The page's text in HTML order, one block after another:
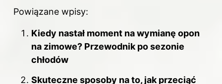
c
e
b
o
o
er
e
st
di
t
bl
r
e
dI
Powiązane wpisy:
Kiedy nastał moment na wymianę opon
na zimowe? Przewodnik po sezonie
chłodów
Skuteczne sposoby na to, jak przeciąć